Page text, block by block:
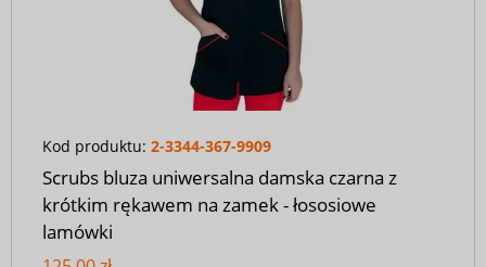
Kod produktu: 2-3344-367-9909
Scrubs bluza uniwersalna damska czarna z
krótkim rękawem na zamek - łososiowe
lamówki